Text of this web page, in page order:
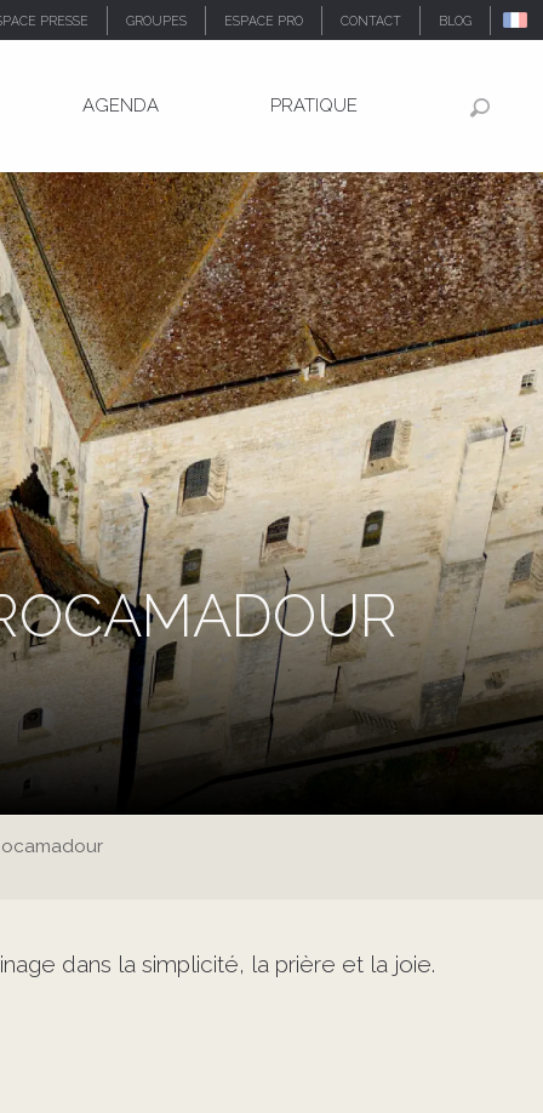
PRESSE GROUPES ESPACE PRO CONTACT BLOG
AGENDA PRATIQUE
dans la simplicité, la prière et la joie.